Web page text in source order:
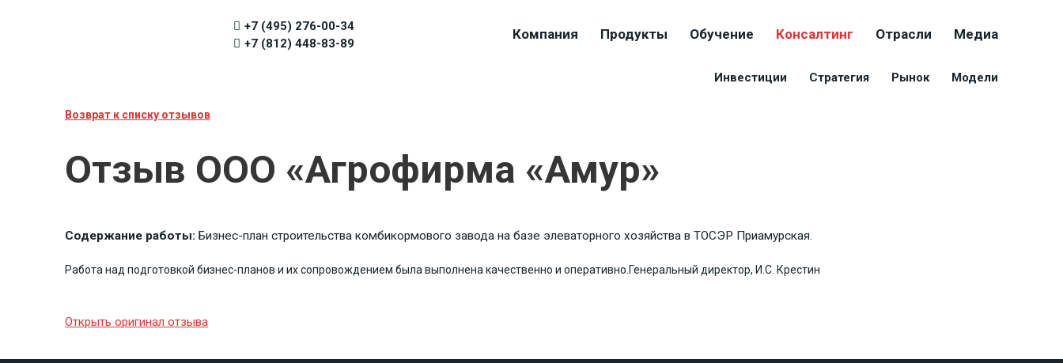
+7 (495) 276-00-34
+7 (812) 448-83-89
Компания Продукты Обучение Консалтинг Отрасли Медиа
Инвестиции Стратегия Рынок Модели
Возврат к списку отзывов
Отзыв ООО «Агрофирма «Амур»
Содержание работы: Бизнес-план строительства комбикормового завода на базе элеваторного хозяйства в ТОСЭР Приамурская.
Работа над подготовкой бизнес-планов и их сопровождением была выполнена качественно и оперативно. Генеральный директор, И.С. Крестин
Открыть оригинал отзыва